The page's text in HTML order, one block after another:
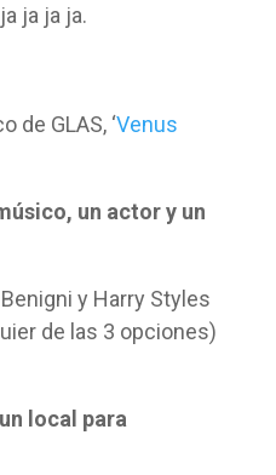
ja ja ja.
de GLAS, ‘Venus
un actor y un
y Harry Styles
de las 3 opciones)
local para